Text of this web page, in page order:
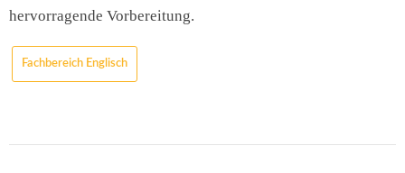
hervorragende Vorbereitung.
Fachbereich Englisch